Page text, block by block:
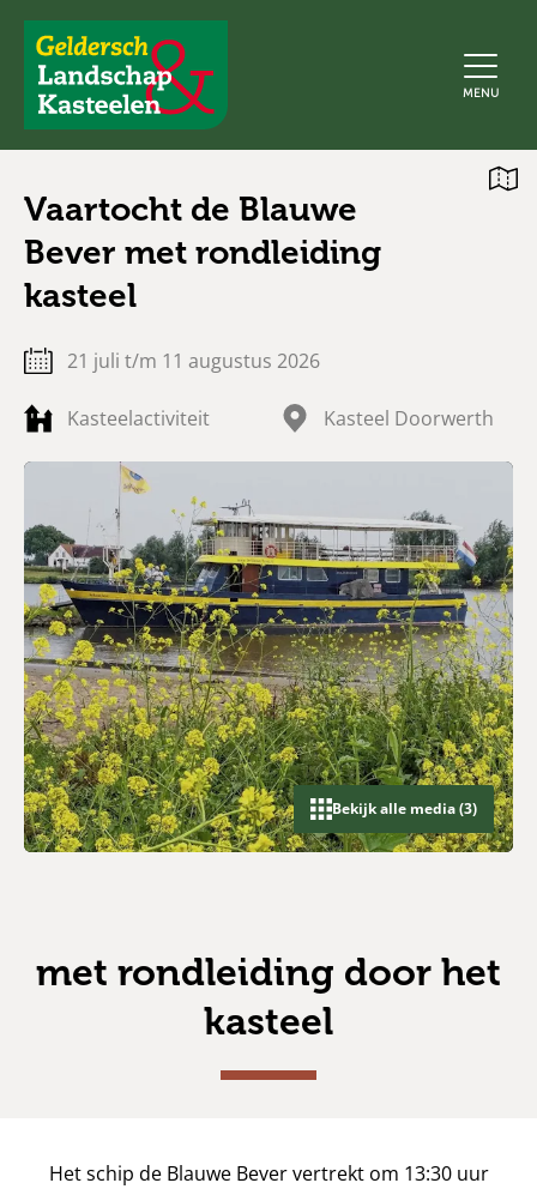
Geldersch
Landschap
en
MENU
Vaartocht de Blauwe
Bever met rondleiding
kasteel
21 juli t/m 11 augustus 2026
Kasteelactiviteit Kasteel Doorwerth
Open
Bekijk alle media (3)
met rondleiding door het
kasteel
Het schip de Blauwe Bever vertrekt om 13:30 uur